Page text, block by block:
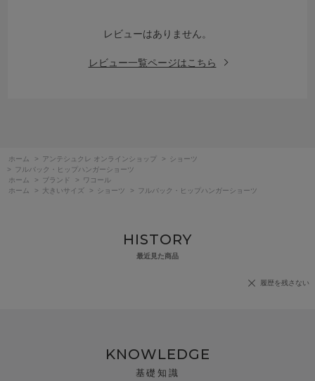
レビューはありません。
レビュー一覧ページはこちら
ホーム > アンテシュクレ オンラインショップ >
ショーツ
>
フルバック・ヒップハンガーショーツ
ホーム
> ブランド >
ワコール
ホーム
> 大きいサイズ > ショーツ > フルバック・ヒップハンガーショーツ
HISTORY
最近見た商品
履歴を残さない
KNOWLEDGE
基礎知識